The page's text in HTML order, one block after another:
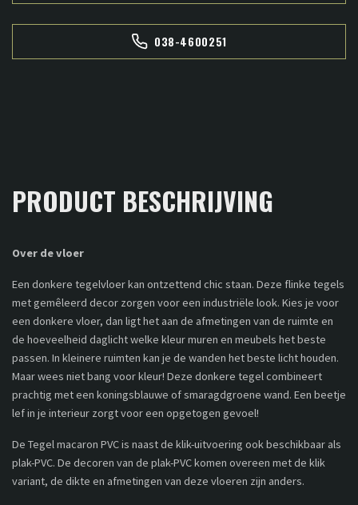
038-4600251
PRODUCT BESCHRIJVING
Over de vloer
Een donkere tegelvloer kan ontzettend chic staan. Deze flinke tegels
met gemêleerd decor zorgen voor een industriële look. Kies je voor
een donkere vloer, dan ligt het aan de afmetingen van de ruimte en
de hoeveelheid daglicht welke kleur muren en meubels het beste
passen. In kleinere ruimten kan je de wanden het beste licht houden.
Maar wees niet bang voor kleur! Deze donkere tegel combineert
prachtig met een koningsblauwe of smaragdgroene wand. Een beetje
lef in je interieur zorgt voor een opgetogen gevoel!
De Tegel macaron PVC is naast de klik-uitvoering ook beschikbaar als
plak-PVC. De decoren van de plak-PVC komen overeen met de klik
variant, de dikte en afmetingen van deze vloeren zijn anders.